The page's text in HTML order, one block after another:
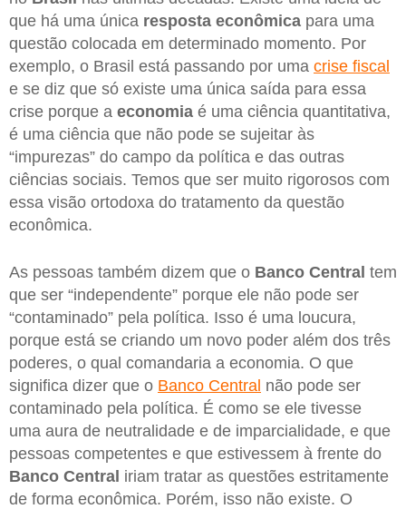
que há uma única resposta econômica para uma
questão colocada em determinado momento. Por
exemplo, o Brasil está passando por uma crise fiscal
e se diz que só existe uma única saída para essa
crise porque a economia é uma ciência quantitativa,
é uma ciência que não pode se sujeitar às
“impurezas” do campo da política e das outras
ciências sociais. Temos que ser muito rigorosos com
essa visão ortodoxa do tratamento da questão
econômica.
As pessoas também dizem que o Banco Central tem
que ser “independente” porque ele não pode ser
“contaminado” pela política. Isso é uma loucura,
porque está se criando um novo poder além dos três
poderes, o qual comandaria a economia. O que
significa dizer que o Banco Central não pode ser
contaminado pela política. É como se ele tivesse
uma aura de neutralidade e de imparcialidade, e que
pessoas competentes e que estivessem à frente do
Banco Central iriam tratar as questões estritamente
de forma econômica. Porém, isso não existe. O